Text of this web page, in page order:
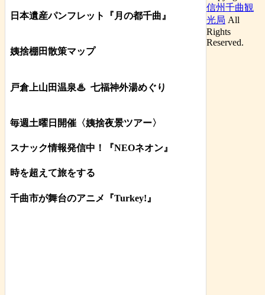
日本遺産パンフレット 『月の都千曲 』
姨捨棚田散策マップ
戸倉上山田温泉♨ 七福神外湯めぐり
毎週土曜日開催〈姨捨夜景ツアー〉
スナック情報発信中！『NEOネオン』
時を超えて旅をする
千曲市が舞台のアニメ『Turkey!』
信州千曲観
光局 All
Rights
Reserved.